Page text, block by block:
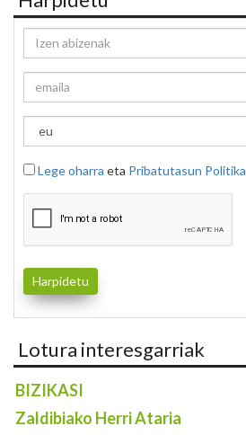
Lege oharra eta Pribatutasun Politika
Lotura interesgarriak
BIZIKASI
Zaldibiako Herri Ataria